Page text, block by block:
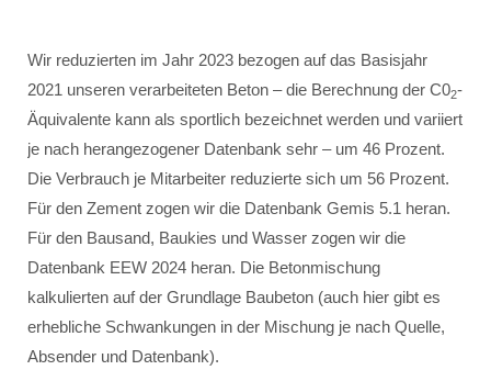
Wir reduzierten im Jahr 2023 bezogen auf das Basisjahr
2021 unseren verarbeiteten Beton – die Berechnung der C02-
Äquivalente kann als sportlich bezeichnet werden und variiert
je nach herangezogener Datenbank sehr – um 46 Prozent.
Die Verbrauch je Mitarbeiter reduzierte sich um 56 Prozent.
Für den Zement zogen wir die Datenbank Gemis 5.1 heran.
Für den Bausand, Baukies und Wasser zogen wir die
Datenbank EEW 2024 heran. Die Betonmischung
kalkulierten auf der Grundlage Baubeton (auch hier gibt es
erhebliche Schwankungen in der Mischung je nach Quelle,
Absender und Datenbank).